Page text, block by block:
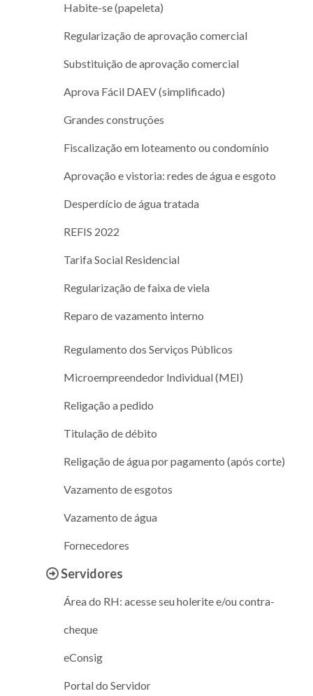
Habite-se (papeleta)
Regularização de aprovação comercial
Substituição de aprovação comercial
Aprova Fácil DAEV (simplificado)
Grandes construções
Fiscalização em loteamento ou condomínio
Aprovação e vistoria: redes de água e esgoto
Desperdício de água tratada
REFIS 2022
Tarifa Social Residencial
Regularização de faixa de viela
Reparo de vazamento interno
Regulamento dos Serviços Públicos
Microempreendedor Individual (MEI)
Religação a pedido
Titulação de débito
Religação de água por pagamento (após corte)
Vazamento de esgotos
Vazamento de água
Fornecedores
Servidores
Área do RH: acesse seu holerite e/ou contra-
cheque
eConsig
Portal do Servidor